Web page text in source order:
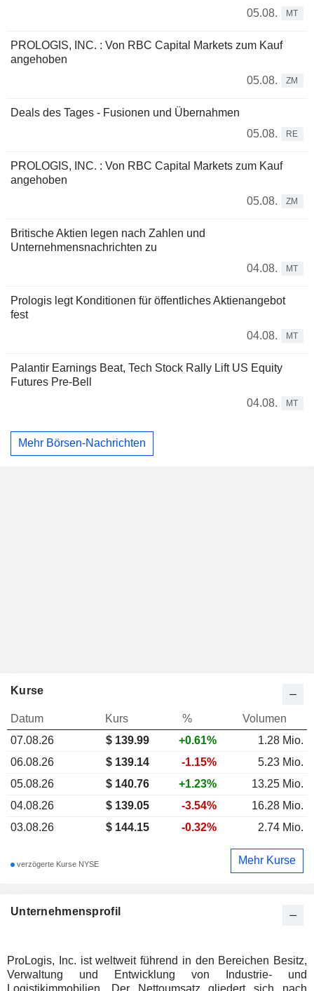
05.08.
MT
PROLOGIS, INC. : Von RBC Capital Markets zum Kauf
angehoben
05.08.
ZM
Deals des Tages - Fusionen und Übernahmen
05.08.
RE
PROLOGIS, INC. : Von RBC Capital Markets zum Kauf
angehoben
05.08.
ZM
Britische Aktien legen nach Zahlen und
Unternehmensnachrichten zu
04.08.
MT
Prologis legt Konditionen für öffentliches Aktienangebot
fest
04.08.
MT
Palantir Earnings Beat, Tech Stock Rally Lift US Equity
Futures Pre-Bell
04.08.
MT
Mehr Börsen-Nachrichten
Unternehmensprofil
ProLogis, Inc. ist weltweit führend in den Bereichen Besitz,
Verwaltung und Entwicklung von Industrie- und
Logistikimmobilien. Der Nettoumsatz gliedert sich nach
Kurse
Datum Kurs %
Volumen
07.08.26
$ 139.99 +0.61%
1.28 Mio.
06.08.26
$ 139.14 -1.15%
5.23 Mio.
05.08.26
$ 140.76 +1.23%
13.25 Mio.
04.08.26
$ 139.05 -3.54%
16.28 Mio.
03.08.26
$ 144.15 -0.32% 2.74 Mio.
verzögerte Kurse NYSE Mehr Kurse